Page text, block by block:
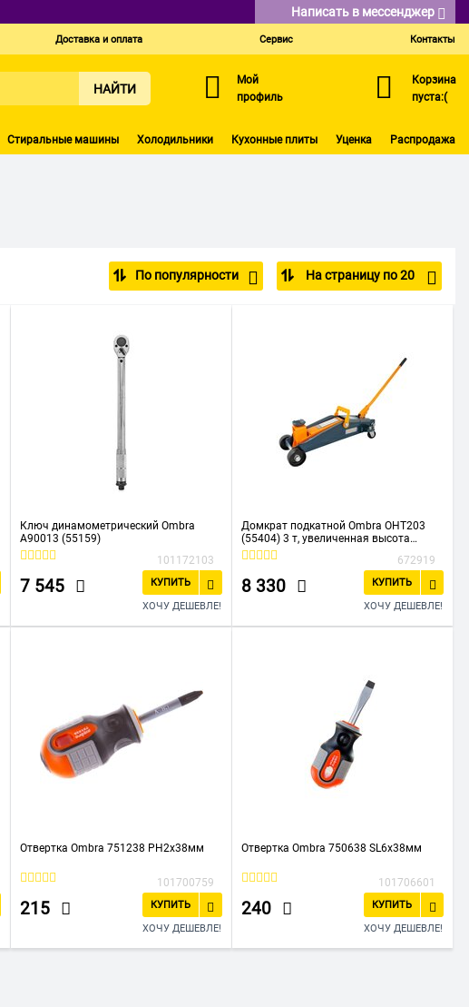
Написать в мессенджер
Доставка и оплата Сервис Контакты
НАЙТИ
Мой
профиль
Корзина
пуста:(
Стиральные машины Холодильники Кухонные плиты Уценка Распродажа
По популярности На страницу по 20
Ключ динамометрический Ombra
A90013 (55159)
101172103
7 545
КУПИТЬ
ХОЧУ ДЕШЕВЛЕ!
Домкрат подкатной Ombra OHT203
(55404) 3 т, увеличенная высота
подъема. 192-533 мм.
672919
8 330
КУПИТЬ
ХОЧУ ДЕШЕВЛЕ!
Отвертка Ombra 751238 PH2x38мм
101700759
215
КУПИТЬ
ХОЧУ ДЕШЕВЛЕ!
Отвертка Ombra 750638 SL6x38мм
101706601
240
КУПИТЬ
ХОЧУ ДЕШЕВЛЕ!